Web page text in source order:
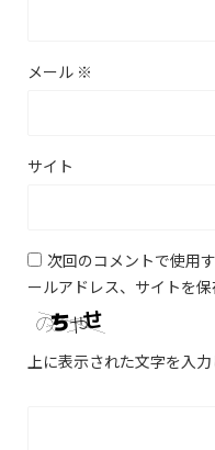
メール ※
サイト
次回のコメントで使用
ールアドレス、サイトを保
上に表示された文字を入力